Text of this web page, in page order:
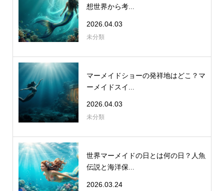
想世界から考...
2026.04.03
未分類
マーメイドショーの発祥地はどこ？マ
ーメイドスイ...
2026.04.03
未分類
世界マーメイドの日とは何の日？人魚
伝説と海洋保...
2026.03.24